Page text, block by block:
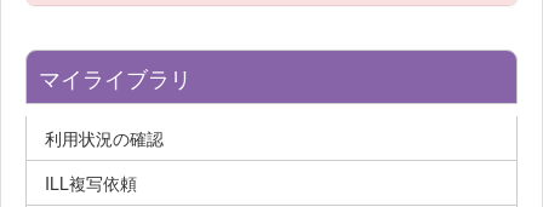
マイライブラリ
利用状況の確認
ILL複写依頼